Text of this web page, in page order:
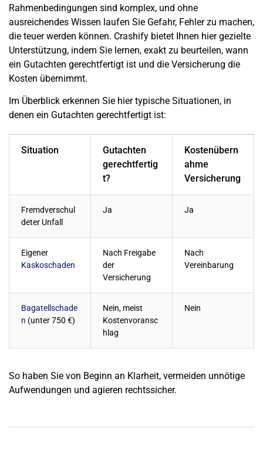
Rahmenbedingungen sind komplex, und ohne
ausreichendes Wissen laufen Sie Gefahr, Fehler zu machen,
die teuer werden können. Crashify bietet Ihnen hier gezielte
Unterstützung, indem Sie lernen, exakt zu beurteilen, wann
ein Gutachten gerechtfertigt ist und die Versicherung die
Kosten übernimmt.
Im Überblick erkennen Sie hier typische Situationen, in
denen ein Gutachten gerechtfertigt ist:
Situation
Gutachten
gerechtfertig
t?
Kostenübern
ahme
Versicherung
Fremdverschul
deter Unfall
Ja Ja
Eigener
Kaskoschaden
Nach Freigabe
der
Versicherung
Nach
Vereinbarung
Bagatellschade
n (unter 750 €)
Nein, meist
Kostenvoransc
hlag
Nein
So haben Sie von Beginn an Klarheit, vermeiden unnötige
Aufwendungen und agieren rechtssicher.